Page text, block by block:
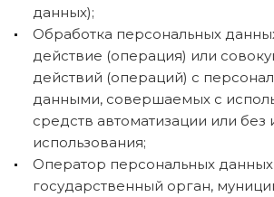
данных);
Обработка персональных
действие (операция) или
действий (операций) с
данными, совершаемых с
средств автоматизации или без
использования;
Оператор персональных
государственный орган,